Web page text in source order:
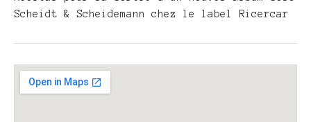
Scheidt & Scheidemann chez le label Ricercar
Details